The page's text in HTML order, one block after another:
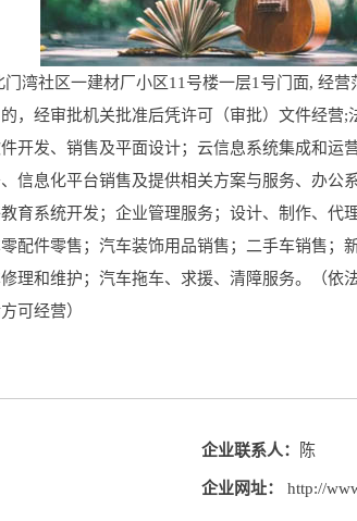
湾社区一建材厂小区11号楼一层1号门面, 经营
，经审批机关批准后凭许可（审批）文件经营
开发、销售及平面设计；云信息系统集成和运
信息化平台销售及提供相关方案与服务、办公
育系统开发；企业管理服务；设计、制作、代
配件零售；汽车装饰用品销售；二手车销售；
理和维护；汽车拖车、求援、清障服务。（依
可经营）
企业联系人： 陈
企业网址： http://